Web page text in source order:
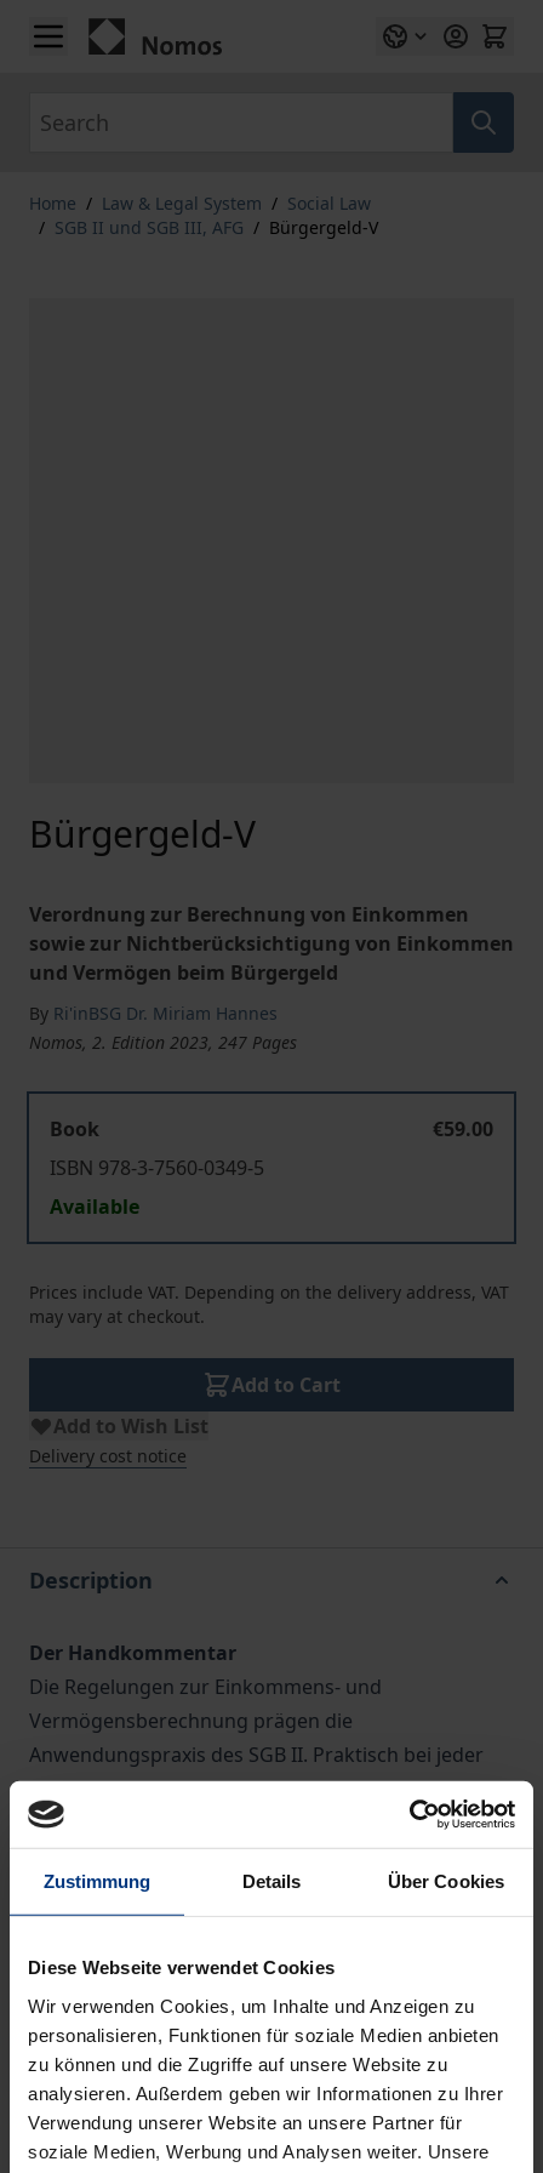
Zustimmung Details Über Cookies
Diese Webseite verwendet Cookies
Wir verwenden Cookies, um Inhalte und Anzeigen zu
personalisieren, Funktionen für soziale Medien anbieten
zu können und die Zugriffe auf unsere Website zu
analysieren. Außerdem geben wir Informationen zu Ihrer
Verwendung unserer Website an unsere Partner für
soziale Medien, Werbung und Analysen weiter. Unsere
Skip to Content
Home / Law & Legal System / Social Law
/ SGB II und SGB III, AFG / Bürgergeld-V
Bürgergeld-V
Verordnung zur Berechnung von Einkommen
sowie zur Nichtberücksichtigung von Einkommen
und Vermögen beim Bürgergeld
By Ri'inBSG Dr. Miriam Hannes
Nomos, 2. Edition 2023, 247 Pages
Book
€59.00
ISBN 978-3-7560-0349-5
Available
Prices include VAT. Depending on the delivery address, VAT
may vary at checkout.
Add to Cart
Add to Wish List
Delivery cost notice
Description
Der Handkommentar
Die Regelungen zur Einkommens- und
Vermögensberechnung prägen die
Anwendungspraxis des SGB II. Praktisch bei jeder
Prüfung des SGB II-Hilfebedarfs wird auf die
Vorgaben der Verordnung zurückgegriffen. Die
Berechnungs- und Anrechnungsfragen sind
aufwändig und streitträchtig. Der Handkommentar
vonMiriam Hannesbietet Praktiker:innen als einziger
Print-Kommentar Orientierung und präzise
schnell auffindbar und muss nicht erst aus den
Kommentierungen der §§ 11 ff. SGB II
herausgesucht werden.
Die Neuauflage zur Bürgergeldreform